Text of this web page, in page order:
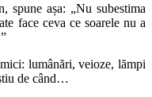
spune așa: „Nu subestima
face ceva ce soarele nu a
lumânări, veioze, lămpi
de când…